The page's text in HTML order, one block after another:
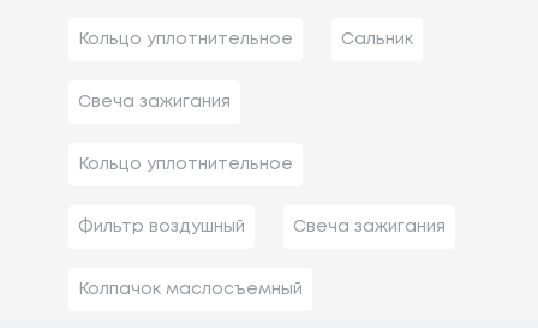
Кольцо уплотнительное Сальник
Свеча зажигания
Кольцо уплотнительное
Фильтр воздушный Свеча зажигания
Колпачок маслосъемный